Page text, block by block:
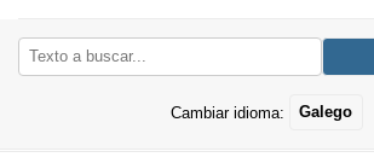
Cambiar idioma: Galego